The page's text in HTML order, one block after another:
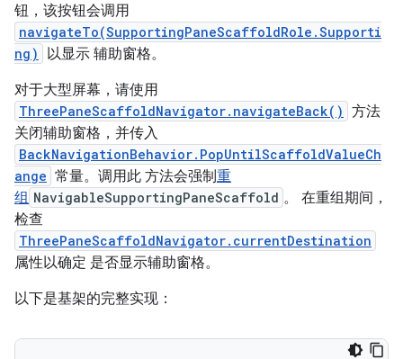
钮，该按钮会调用
navigateTo(SupportingPaneScaffoldRole.Supporti
ng)
以显示 辅助窗格。
对于大型屏幕，请使用
ThreePaneScaffoldNavigator.navigateBack() 方法
关闭辅助窗格，并传入
BackNavigationBehavior.PopUntilScaffoldValueCh
ange 常量。调用此 方法会强制重
组 NavigableSupportingPaneScaffold 。 在重组期间，
检查
ThreePaneScaffoldNavigator.currentDestination
属性以确定 是否显示辅助窗格。
以下是基架的完整实现：